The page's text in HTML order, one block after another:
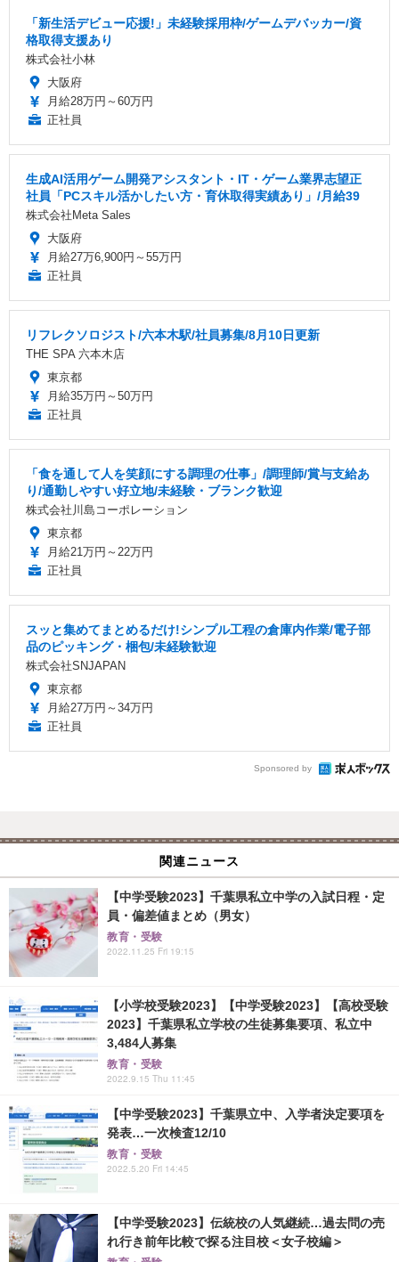
「新生活デビュー応援!」未経験採用枠/ゲームデバッカー/資
格取得支援あり
株式会社小林
大阪府
月給28万円～60万円
正社員
生成AI活用ゲーム開発アシスタント・IT・ゲーム業界志望正
社員「PCスキル活かしたい方・育休取得実績あり」/月給39
株式会社Meta Sales
大阪府
月給27万6,900円～55万円
正社員
リフレクソロジスト/六本木駅/社員募集/8月10日更新
THE SPA 六本木店
東京都
月給35万円～50万円
正社員
「食を通して人を笑顔にする調理の仕事」/調理師/賞与支給あ
り/通勤しやすい好立地/未経験・ブランク歓迎
株式会社川島コーポレーション
東京都
月給21万円～22万円
正社員
スッと集めてまとめるだけ!シンプル工程の倉庫内作業/電子部
品のピッキング・梱包/未経験歓迎
株式会社SNJAPAN
東京都
月給27万円～34万円
正社員
Sponsored by
関連ニュース
【中学受験2023】千葉県私立中学の入試日程・定
員・偏差値まとめ（男女）
教育・受験
2022.11.25 Fri 19:15
【小学校受験2023】【中学受験2023】【高校受験
2023】千葉県私立学校の生徒募集要項、私立中
3,484人募集
教育・受験
2022.9.15 Thu 11:45
【中学受験2023】千葉県立中、入学者決定要項を
発表…一次検査12/10
教育・受験
2022.5.20 Fri 14:45
【中学受験2023】伝統校の人気継続…過去問の売
れ行き前年比較で探る注目校＜女子校編＞